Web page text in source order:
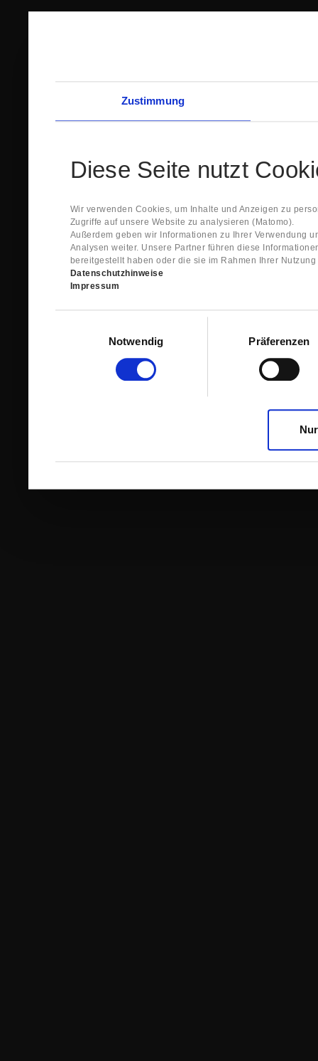
Zustimmung
Diese Seite nutzt
Wir verwenden Cookies, um Inhalte und Anzeigen zu
Zugriffe auf unsere Website zu analysieren (Matomo).
Außerdem geben wir Informationen zu Ihrer Verwendung
Analysen weiter. Unsere Partner führen diese
bereitgestellt haben oder die sie im Rahmen Ihrer
Datenschutzhinweise
Impressum
Notwendig
Präferenzen